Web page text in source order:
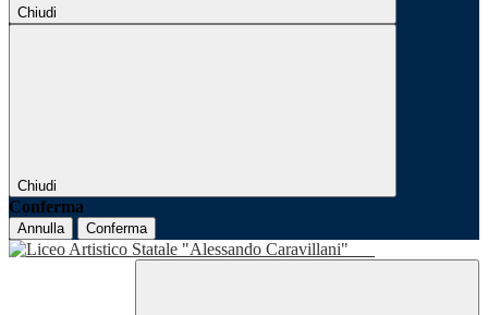
Chiudi
Chiudi
Conferma
Annulla Conferma